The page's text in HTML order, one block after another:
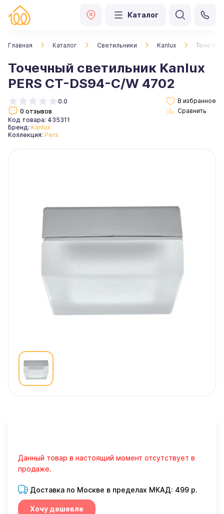
Каталог
Главная Каталог Светильники Kanlux
Точечный светильник Kanlux
PERS CT-DS94-C/W 4702
0.0
0 отзывов
Код товара: 435311
Бренд: Kanlux
Коллекция: Pers
Данный товар в настоящий момент отсутствует в
продаже.
Доставка по Москве в пределах МКАД: 499 р.
Хочу дешевле